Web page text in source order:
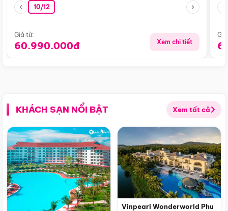
10/12
Giá từ:
60.990.000đ Xem chi tiết
KHÁCH SẠN NỔI BẬT Xem tất cả
Vinpearl Wonderworld Phu